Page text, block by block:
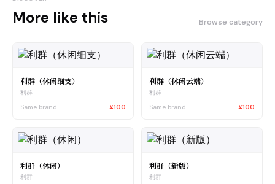
More like this Browse category
利群（休闲细支）
利群
Same brand
¥100
利群（休闲云端）
利群
Same brand
¥100
利群（休闲）
利群
利群（新版）
利群